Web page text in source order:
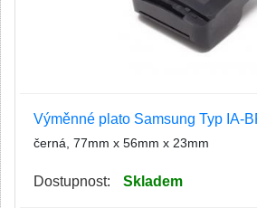
Výměnné plato Samsung Typ IA-
černá, 77mm x 56mm x 23mm
Dostupnost: Skladem